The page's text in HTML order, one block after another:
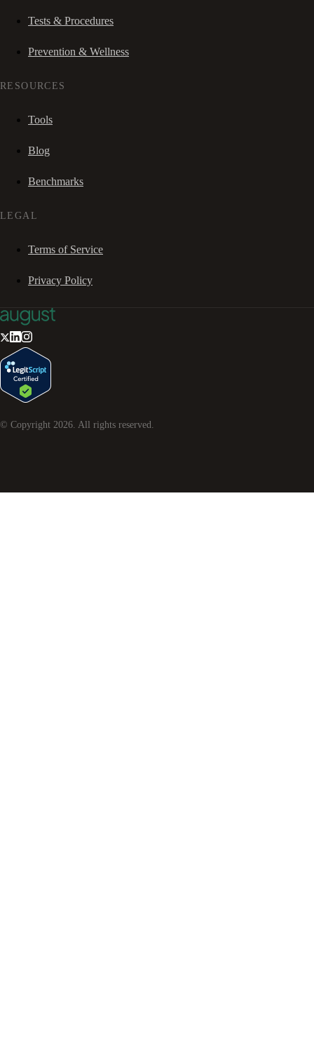
Tests & Procedures
Prevention & Wellness
RESOURCES
Tools
Blog
Benchmarks
LEGAL
Terms of Service
Privacy Policy
© Copyright 2026 . All rights reserved.